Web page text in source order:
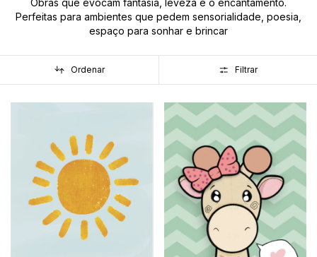
Obras que evocam fantasia, leveza e o encantamento.
Perfeitas para ambientes que pedem sensorialidade, poesia,
espaço para sonhar e brincar
Ordenar Filtrar